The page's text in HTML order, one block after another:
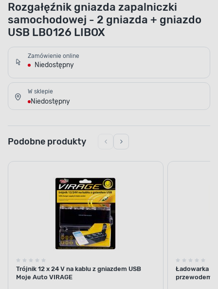
Rozgałęźnik gniazda zapalniczki
samochodowej - 2 gniazda + gniazdo
USB LB0126 LIBOX
Zamówienie online
Niedostępny
W sklepie
Niedostępny
Podobne produkty
Trójnik 12 x 24 V na kablu z gniazdem USB
Moje Auto VIRAGE
Ładowarka
przewodem